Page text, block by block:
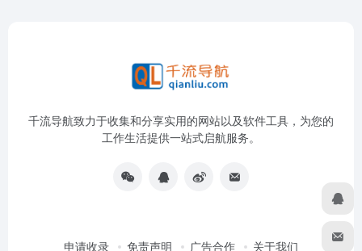
千流导航致力于收集和分享实用的网站以及软件工具，为您的
工作生活提供一站式启航服务。
申请收录 免责声明 广告合作 关于我们